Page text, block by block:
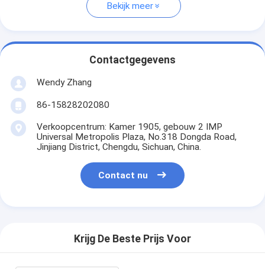
Bekijk meer
Contactgegevens
Wendy Zhang
86-15828202080
Verkoopcentrum: Kamer 1905, gebouw 2 IMP
Universal Metropolis Plaza, No.318 Dongda Road,
Jinjiang District, Chengdu, Sichuan, China.
Contact nu
Krijg De Beste Prijs Voor